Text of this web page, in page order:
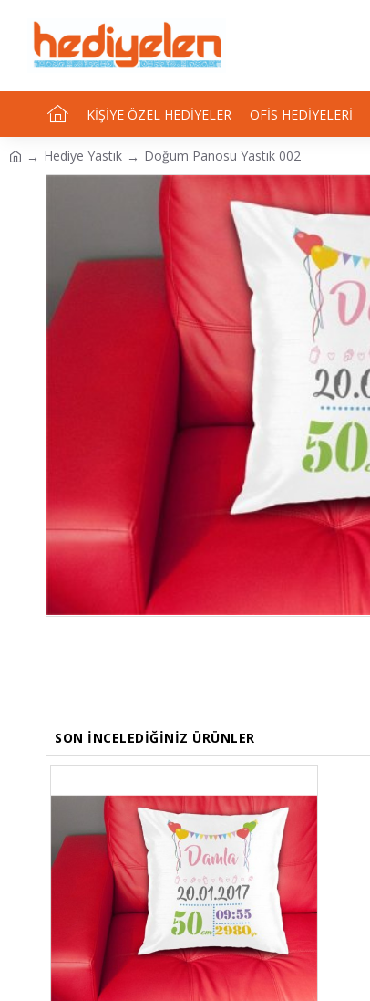
KIŞIYE ÖZEL HEDIYELER OFIS HEDIYELERI
Hediye Yastık Doğum Panosu Yastık 002
SON İNCELEDIĞINIZ ÜRÜNLER